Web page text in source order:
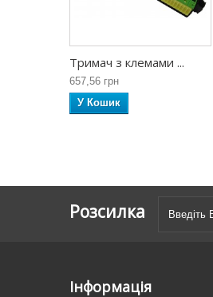
Тримач з клемами ...
657,56 грн
У Кошик
Розсилка
Інформація